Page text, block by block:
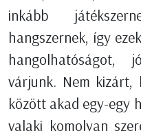
inkább
hangszernek, így
hangolhatóságot,
várjunk. Nem kizárt,
között akad egy-egy
valaki komolyan